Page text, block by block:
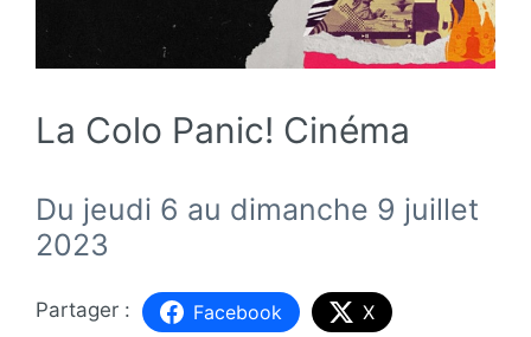
La Colo Panic! Cinéma
Du jeudi 6 au dimanche 9 juillet
2023
Facebook X